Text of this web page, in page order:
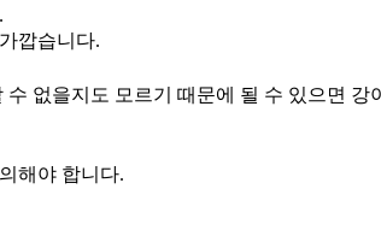
깝습니다.
없을지도 모르기 때문에 될 수 있으면
해야 합니다.